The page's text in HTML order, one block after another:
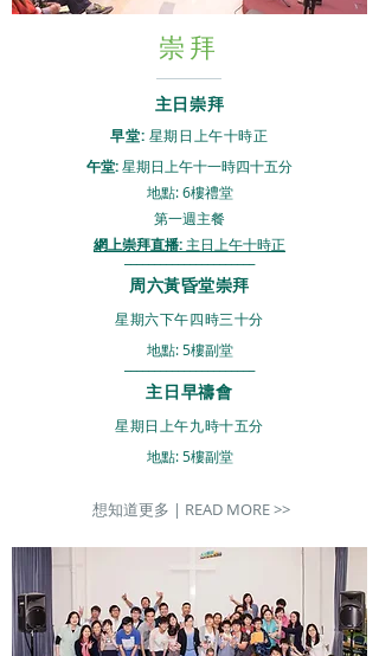
崇拜
主日崇拜
早堂: 星期日上午十時正
午堂:星期日上午十一時四十五分
地點:6樓禮堂
​第一週主餐
網上崇拜直播: 主日上午十時正
______________________
周六黃昏堂崇拜
星期六下午四時三十分
地點: 5樓副堂​
______________________
主日早禱會
星期日上午九時十五分
地點: 5樓副堂​
想知道更多 | READ MORE >>